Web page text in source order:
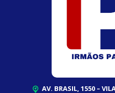
AV. BRASIL, 1550 –